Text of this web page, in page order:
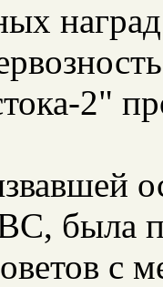
2"
была
с